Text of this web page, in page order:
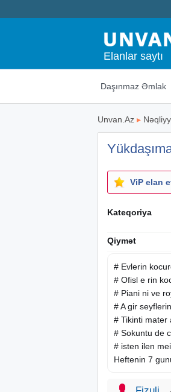
Elanlar saytı
Daşınmaz Əmlak
Unvan.Az ▸
ViP elan
Kateqoriya
Qiymət
# Evlerin
# Ofisl e rin
# Piani ni ve
# A gir
# Tikinti mater
# Sokuntu de
# isten ilen
Heftenin 7